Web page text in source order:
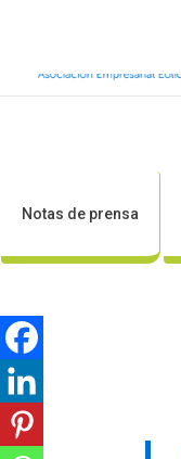
Notas de prensa